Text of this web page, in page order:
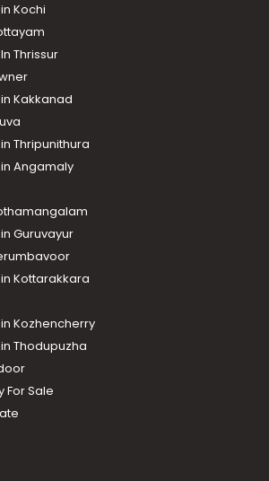
Kochi
Thrissur
Kakkanad
Thripunithura
Angamaly
Guruvayur
Kottarakkara
Kozhencherry
Thodupuzha
For Sale